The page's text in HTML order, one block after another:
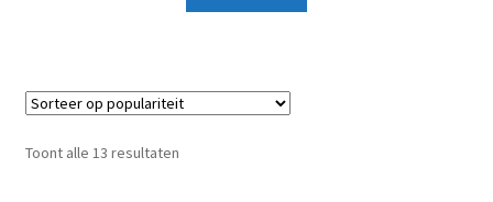
Toont alle 13 resultatenGesorteerd